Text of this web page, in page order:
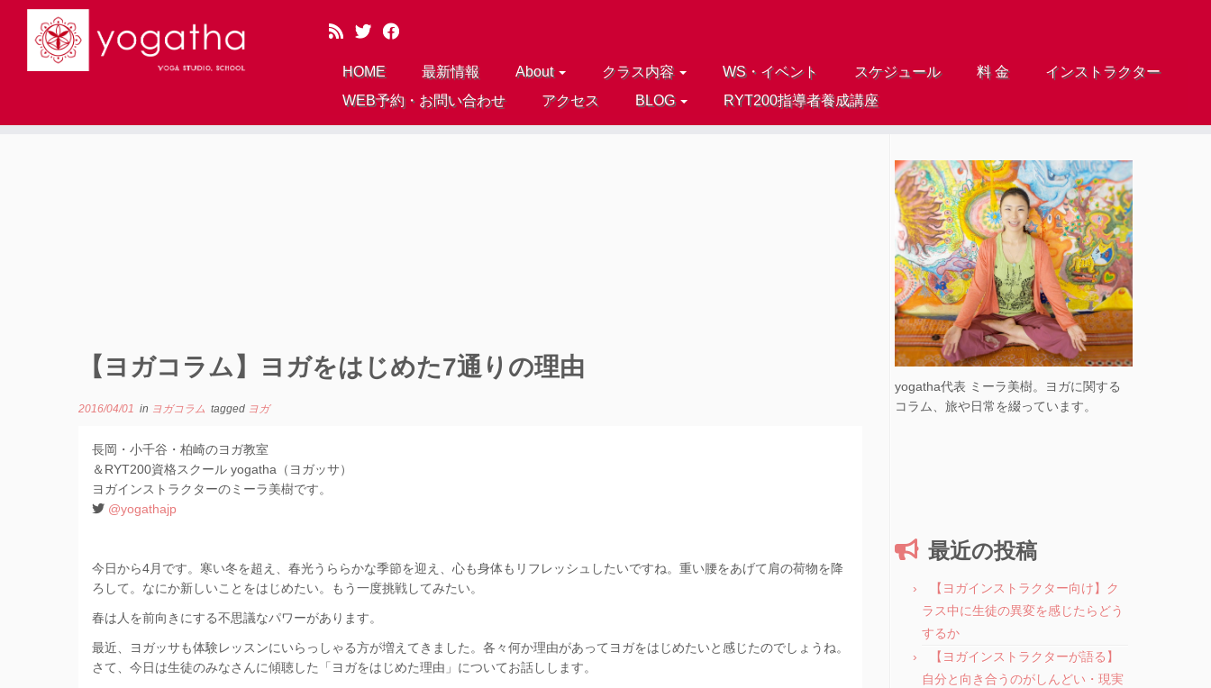
to
HOME 最新情報 About クラス内容 WS・イベント スケジュール 料 金
インストラクター
WEB予約・お問い合わせ
アクセス BLOG RYT200指導者養成講座
【ヨガコラム】ヨガをはじめた7通りの理由
2016/04/01 in ヨガコラム tagged ヨガ
長岡・小千谷・柏崎のヨガ教室
＆RYT200資格スクール yogatha（ヨガッサ）
ヨガインストラクターのミーラ美樹です。
@yogathajp
今日から4月です。寒い冬を超え、春光うららかな季節を迎え、心も身体もリフレッシュしたいですね。重い腰をあげて肩の荷物を降
ろして。なにか新しいことをはじめたい。もう一度挑戦してみたい。
春は人を前向きにする不思議なパワーがあります。
最近、ヨガッサも体験レッスンにいらっしゃる方が増えてきました。各々何か理由があってヨガをはじめたいと感じたのでしょうね。
さて、今日は生徒のみなさんに傾聴した「ヨガをはじめた理由」についてお話しします。
yogatha代表 ミーラ美樹。ヨガに関する
コラム、旅や日常を綴っています。
最近の投稿
【ヨガインストラクター向け】ク
ラス中に生徒の異変を感じたらどう
するか
【ヨガインストラクターが語る】
自分と向き合うのがしんどい・現実